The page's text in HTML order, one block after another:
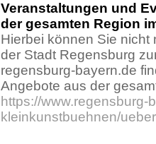
Veranstaltungen und
der gesamten Region
Hierbei können Sie nicht
der Stadt Regensburg
regensburg-bayern.de
Angebote aus der
https://www.regensburg-
kleinkunstbuehnen/